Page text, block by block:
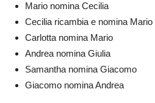
Mario nomina Cecilia
Cecilia ricambia e nomina Mario
Carlotta nomina Mario
Andrea nomina Giulia
Samantha nomina Giacomo
Giacomo nomina Andrea